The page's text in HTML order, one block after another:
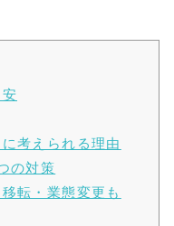
考えられる理由
の対策
転・業態変更も